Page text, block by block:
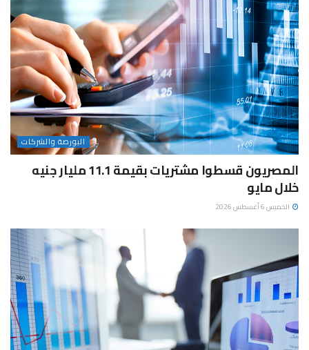
البورصة والشركات
المصريون قسطوا مشتريات بقيمة 11.1 مليار جنيه
خلال مايو
الخميس 6 أغسطس 2026